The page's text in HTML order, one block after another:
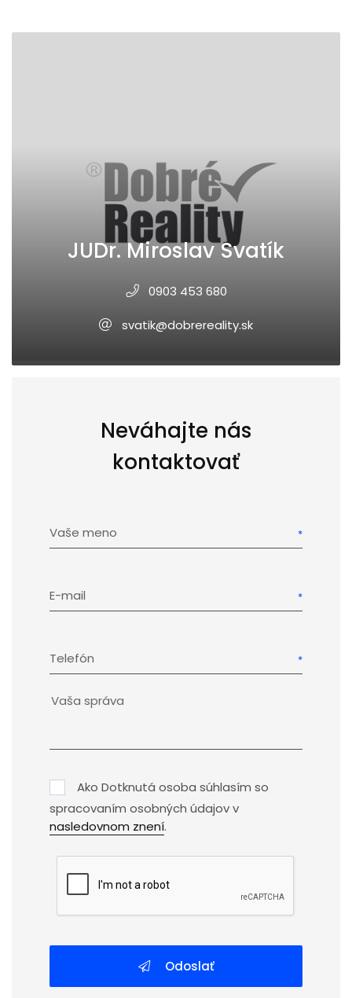
JUDr. Miroslav Svatík
0903 453 680
svatik@dobrereality.sk
Neváhajte nás
kontaktovať
Vaše meno
E-mail
Telefón
Ako Dotknutá osoba súhlasím so
spracovaním osobných údajov v
nasledovnom znení.
Odoslať